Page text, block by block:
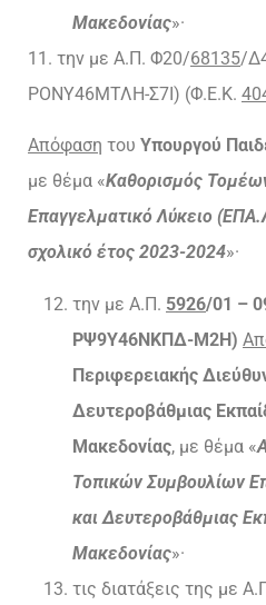
Μακεδονίας»·
11. την με Α.Π. Φ20/68135/
ΡΟΝΥ46ΜΤΛΗ-Σ7Ι) (Φ.Ε.Κ.
Απόφαση του Υπουργού
με θέμα «Καθορισμός
Επαγγελματικό Λύκειο
σχολικό έτος 2023-2024»·
την με Α.Π. 5926/01 –
ΡΨ9Υ46ΝΚΠΔ-Μ2Η)
Περιφερειακής
Δευτεροβάθμιας
Μακεδονίας, με θέμα «
Τοπικών Συμβουλίων
και Δευτεροβάθμιας
Μακεδονίας»·
τις διατάξεις της με